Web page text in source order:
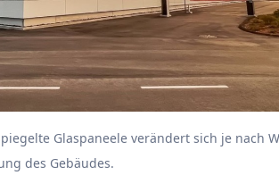
Glaspaneele verändert sich je nach
des Gebäudes.